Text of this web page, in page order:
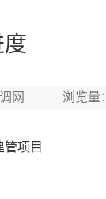
调网 浏览量
管项目